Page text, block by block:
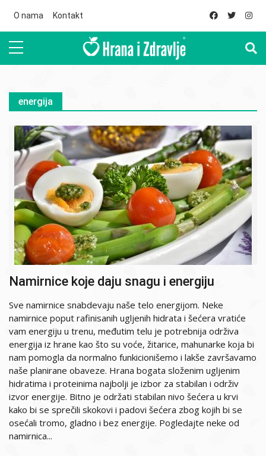
O nama Kontakt
energija
Namirnice koje daju snagu i energiju
Sve namirnice snabdevaju naše telo energijom. Neke
namirnice poput rafinisanih ugljenih hidrata i šećera vratiće
vam energiju u trenu, međutim telu je potrebnija održiva
energija iz hrane kao što su voće, žitarice, mahunarke koja bi
nam pomogla da normalno funkicionišemo i lakše završavamo
naše planirane obaveze. Hrana bogata složenim ugljenim
hidratima i proteinima najbolji je izbor za stabilan i održiv
izvor energije. Bitno je održati stabilan nivo šećera u krvi
kako bi se sprečili skokovi i padovi šećera zbog kojih bi se
osećali tromo, gladno i bez energije. Pogledajte neke od
namirnica...